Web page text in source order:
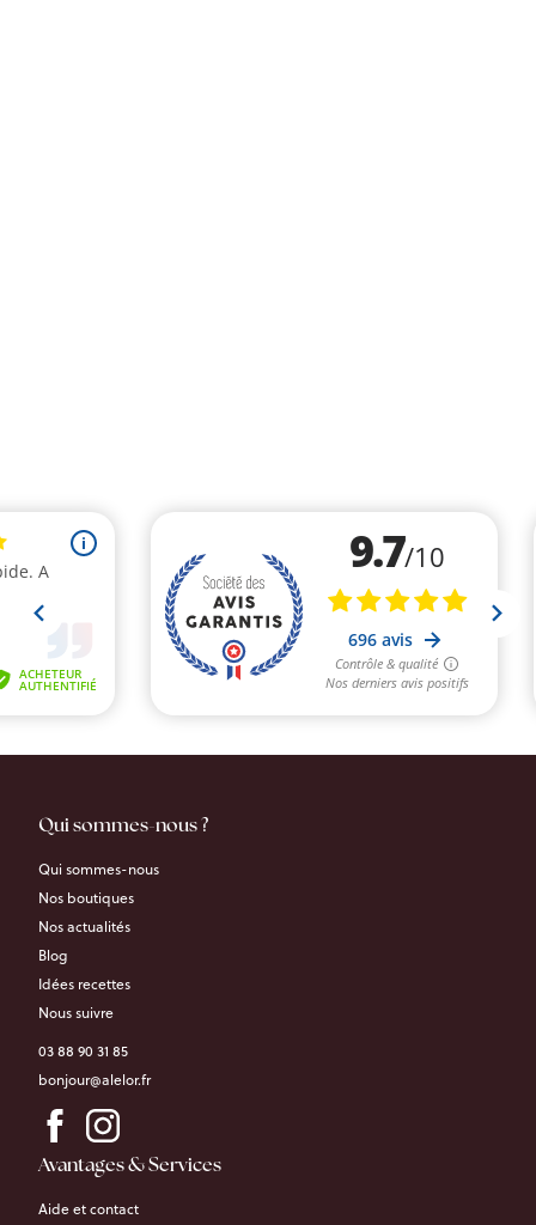
Qui sommes-nous ?
Qui sommes-nous
Nos boutiques
Nos actualités
Blog
Idées recettes
Nous suivre
03 88 90 31 85
bonjour@alelor.fr
Avantages & Services
Aide et contact